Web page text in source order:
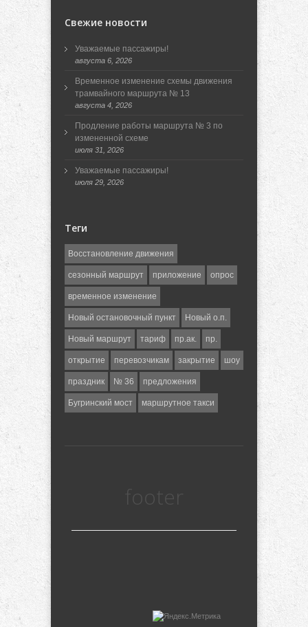
Свежие новости
Уважаемые пассажиры!
августа 6, 2026
Временное изменение схемы движения
трамвайного маршрута № 13
августа 4, 2026
Продление работы маршрута № 3 по
измененной схеме
июля 31, 2026
Уважаемые пассажиры!
июля 29, 2026
Теги
Восстановление движения
сезонный маршрут приложение опрос
временное изменение
Новый остановочный пункт Новый о.п.
Новый маршрут тариф пр.ак. пр.
открытие перевозчикам закрытие шоу
праздник № 36 предложения
Бугринский мост маршрутное такси
footer